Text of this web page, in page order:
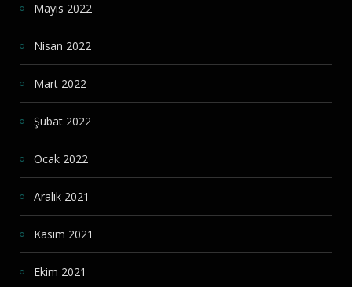
Mayıs 2022
Nisan 2022
Mart 2022
Şubat 2022
Ocak 2022
Aralık 2021
Kasım 2021
Ekim 2021